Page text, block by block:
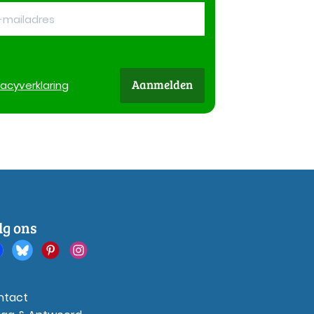
verklaring Aanmelden
ons